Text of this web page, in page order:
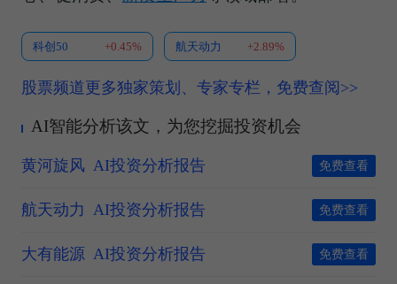
科创50 +0.45% 航天动力 +2.89%
股票频道更多独家策划、专家专栏，免费查阅>>
AI智能分析该文，为您挖掘投资机会
黄河旋风 AI投资分析报告 免费查看
航天动力 AI投资分析报告 免费查看
大有能源 AI投资分析报告 免费查看